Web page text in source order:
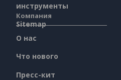
инструменты
Sitemap
Компания
О нас
Что нового
Пресс-кит